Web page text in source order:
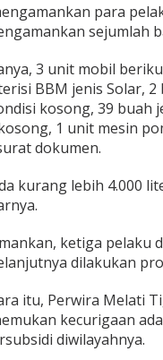
para
sejumlah
3 unit mobil
BBM jenis Solar,
kosong, 39 buah
1 unit mesin
dokumen.
kurang lebih 4.000
ketiga pelaku
dilakukan
itu, Perwira Melati
kecurigaan
diwilayahnya.